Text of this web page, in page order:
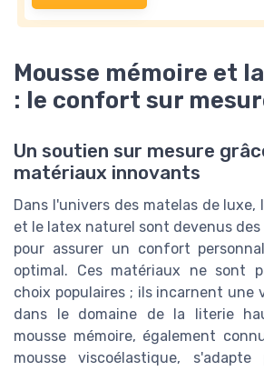
Mousse mémoire et
: le confort sur
Un soutien sur mesure
matériaux innovants
Dans l'univers des matelas de luxe,
et le latex naturel sont devenus
pour assurer un confort
optimal. Ces matériaux ne sont
choix populaires ; ils incarnent une
dans le domaine de la literie
mousse mémoire, également
mousse viscoélastique,